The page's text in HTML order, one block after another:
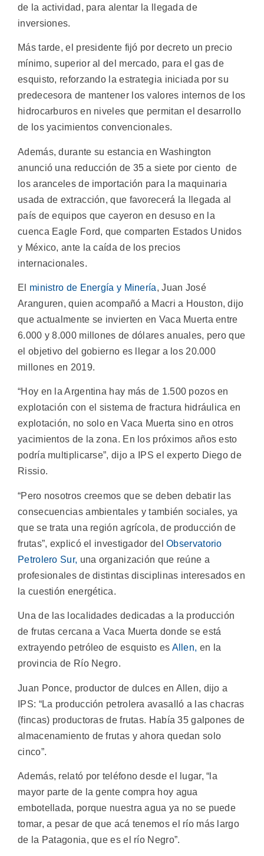
de la actividad, para alentar la llegada de
inversiones.
Más tarde, el presidente fijó por decreto un precio
mínimo, superior al del mercado, para el gas de
esquisto, reforzando la estrategia iniciada por su
predecesora de mantener los valores internos de los
hidrocarburos en niveles que permitan el desarrollo
de los yacimientos convencionales.
Además, durante su estancia en Washington
anunció una reducción de 35 a siete por ciento de
los aranceles de importación para la maquinaria
usada de extracción, que favorecerá la llegada al
país de equipos que cayeron en desuso en la
cuenca Eagle Ford, que comparten Estados Unidos
y México, ante la caída de los precios
internacionales.
El ministro de Energía y Minería, Juan José
Aranguren, quien acompañó a Macri a Houston, dijo
que actualmente se invierten en Vaca Muerta entre
6.000 y 8.000 millones de dólares anuales, pero que
el objetivo del gobierno es llegar a los 20.000
millones en 2019.
“Hoy en la Argentina hay más de 1.500 pozos en
explotación con el sistema de fractura hidráulica en
explotación, no solo en Vaca Muerta sino en otros
yacimientos de la zona. En los próximos años esto
podría multiplicarse”, dijo a IPS el experto Diego de
Rissio.
“Pero nosotros creemos que se deben debatir las
consecuencias ambientales y también sociales, ya
que se trata una región agrícola, de producción de
frutas”, explicó el investigador delObservatorio
Petrolero Sur, una organización que reúne a
profesionales de distintas disciplinas interesados en
la cuestión energética.
Una de las localidades dedicadas a la producción
de frutas cercana a Vaca Muerta donde se está
extrayendo petróleo de esquisto es Allen, en la
provincia de Río Negro.
Juan Ponce, productor de dulces en Allen, dijo a
IPS: “La producción petrolera avasalló a las chacras
(fincas) productoras de frutas. Había 35 galpones de
almacenamiento de frutas y ahora quedan solo
cinco”.
Además, relató por teléfono desde el lugar, “la
mayor parte de la gente compra hoy agua
embotellada, porque nuestra agua ya no se puede
tomar, a pesar de que acá tenemos el río más largo
de la Patagonia, que es el río Negro”.